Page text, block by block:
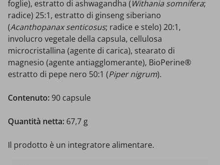
foglie), estratto di ashwagandha (Withania somnifera;
radice) 25:1, estratto di ginseng siberiano
(Acanthopanax senticosus; radice e stelo) 20:1,
involucro vegetale della capsula, cellulosa
microcristallina (agente di carica), stearato di
magnesio (agente antiagglomerante), BioPerine®
estratto di pepe nero 50:1 (Piper nigrum).
Contenuto:90 capsule
Quantità netta: 67,7 g
Il prodotto è un integratore alimentare.